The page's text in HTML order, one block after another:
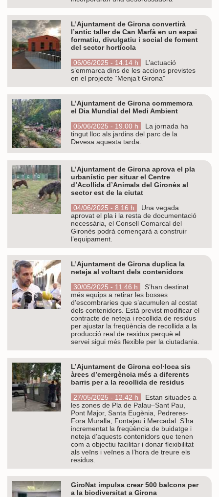
L’Ajuntament de Girona convertirà
l’antic taller de Can Marfà en un espai
formatiu, divulgatiu i social de foment
del sector hortícola
06/06/2025 - 14.14 h
L’actuació
s’emmarca dins de les accions previstes
en el projecte “Menja’t Girona”
L’Ajuntament de Girona commemora
el Dia Mundial del Medi Ambient
05/06/2025 - 19.00 h
La jornada ha
tingut lloc als jardins del parc de la
Devesa aquesta tarda.
L’Ajuntament de Girona aprova el pla
urbanístic per situar el Centre
d’Acollida d’Animals del Gironès al
sector est de la ciutat
04/06/2025 - 8.16 h
Una vegada
aprovat el pla i la resta de documentació
necessària, el Consell Comarcal del
Gironès podrà començarà a construir
l’equipament.
L’Ajuntament de Girona duplica la
neteja al voltant dels contenidors
30/05/2025 - 11.46 h
S’han destinat
més equips a retirar les bosses
d’escombraries que s’acumulen al costat
dels contenidors. Està previst modificar el
contracte de neteja i recollida de residus
per ajustar la freqüència de recollida a la
producció real de residus perquè el
servei sigui més flexible per la ciutadania.
L’Ajuntament de Girona col·loca sis
àrees d’emergència més a diferents
barris per a la recollida de residus
27/05/2025 - 12.42 h
Estan situades a
les zones de Pla de Palau–Sant Pau,
Pont Major, Santa Eugènia, Pedreres-
Fora Muralla, Fontajau i Mercadal. S’ha
incrementat la freqüència de buidatge i
neteja d’aquests contenidors que tenen
com a objectiu facilitar i donar flexibilitat
als veïns i veïnes a l’hora de treure els
residus.
GiroNat impulsa crear 500 balcons per
a la biodiversitat a Girona